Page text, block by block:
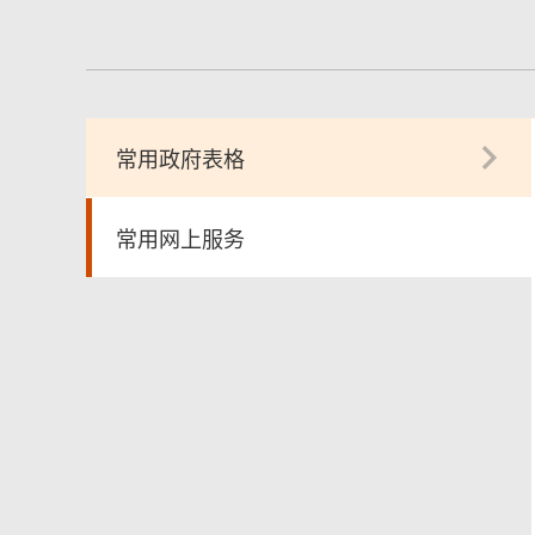
常用政府表格
常用网上服务